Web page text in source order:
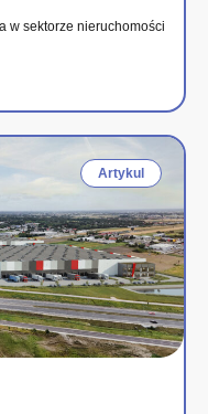
w sektorze nieruchomości
Artykul